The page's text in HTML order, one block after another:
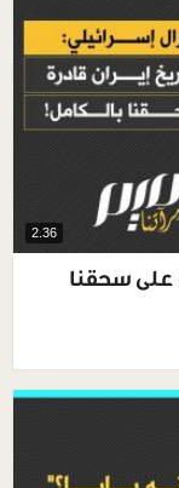
2.36
على سحقنا